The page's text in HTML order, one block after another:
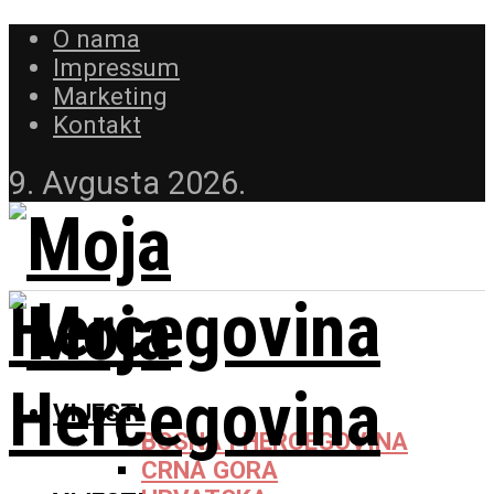
O nama
Impressum
Marketing
Kontakt
9. Avgusta 2026.
VIJESTI
BOSNA I HERCEGOVINA
CRNA GORA